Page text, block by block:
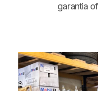
garantia